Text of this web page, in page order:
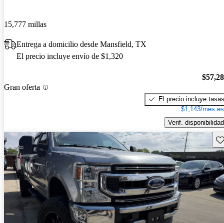
15,777 millas
Entrega a domicilio desde Mansfield, TX
El precio incluye envío de $1,320
Gran oferta
El precio incluye tasas
$1,143/mes
Verif. disponibilidad